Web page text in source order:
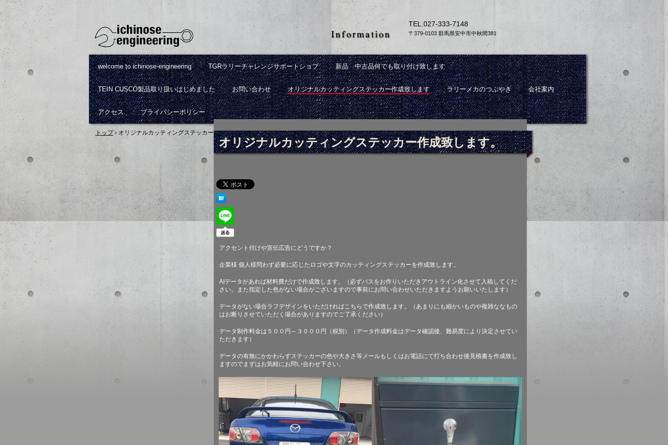
TEL. 027-333-7148
〒379-0103 群馬県安中市中秋間381
welcome to ichinose-engineering TGRラリーチャレンジサポートショプ 新品 中古品何でも取り付け致します
TEIN CUSCO製品取り扱いはじめました お問い合わせ オリジナルカッティングステッカー作成致します ラリーメカのつぶやき 会社案内
アクセス プライバシーポリシー
トップ › オリジナルカッティングステッカー作成致します。
オリジナルカッティングステッカー作成致します。
アクセント付けや宣伝広告にどうですか？
企業様 個人様問わず必要に応じたロゴや文字のカッティングステッカーを作成致します。
AIデータがあれば材料費だけで作成致します。（必ずパスをお作りいただきアウトライン化させて入稿してくだ
さい。また指定した色がない場合がございますので事前にお問い合わせいただきますようお願いいたします）
データがない場合ラフデザインをいただければこちらで作成致します。（あまりにも細かいものや複雑ななもの
はお断りさせていただく場合がありますのでご了承ください）
データ制作料金は５００円～３０００円（税別）（データ作成料金はデータ確認後、難易度により決定させてい
ただきます）
データの有無にかかわらずステッカーの色や大きさ等メールもしくはお電話にて打ち合わせ後見積書を作成致し
ますのでまずはお気軽にお問い合わせ下さい。